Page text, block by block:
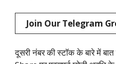
Join Our Telegram
दूसरी नंबर की स्टॉक के बारे में